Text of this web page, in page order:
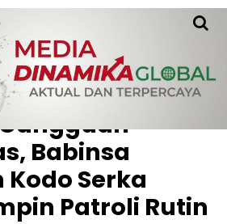
Babinsa
Serka
Patroli Rutin